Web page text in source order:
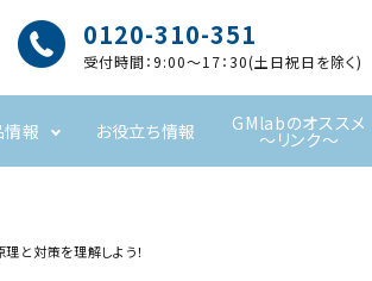
0120-310-351
受付時間：9:00～17：30(土日祝日を除く)
報 お役立ち情報 GMlabのオススメ
～リンク～
と対策を理解しよう！